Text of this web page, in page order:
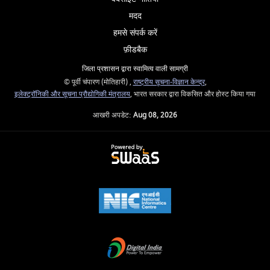
मदद
हमसे संपर्क करें
फ़ीडबैक
जिला प्रशासन द्वारा स्वामित्व वाली सामग्री
© पूर्वी चंपारण (मोतिहारी) , राष्ट्रीय सूचना-विज्ञान केन्द्र,
इलेक्‍ट्रॉनिकी और सूचना प्रौद्योगिकी मंत्रालय, भारत सरकार द्वारा विकसित और होस्ट किया गया
आखरी अपडेट: Aug 08, 2026